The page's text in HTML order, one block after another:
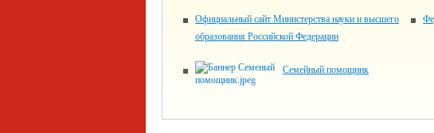
Официальный сайт Министерства науки и высшего
образования Российской Федерации
Семейный помощник